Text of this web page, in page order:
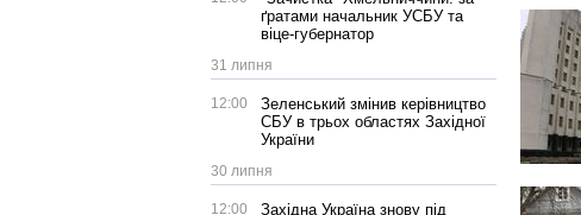
ґратами начальник УСБУ та
віце-губернатор
31 липня
12:00
Зеленський змінив керівництво
СБУ в трьох областях Західної
України
30 липня
12:00
Західна Україна знову під